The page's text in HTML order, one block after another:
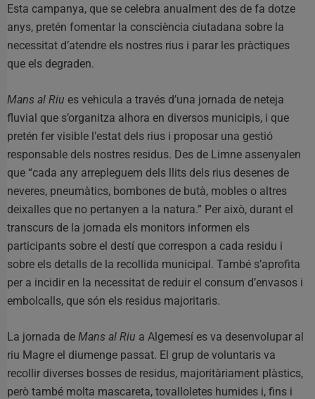
Esta campanya, que se celebra anualment des de fa dotze
anys, pretén fomentar la consciència ciutadana sobre la
necessitat d’atendre els nostres rius i parar les pràctiques
que els degraden.
Mans al Riu es vehicula a través d’una jornada de neteja
fluvial que s’organitza alhora en diversos municipis, i que
pretén fer visible l’estat dels rius i proposar una gestió
responsable dels nostres residus. Des de Limne assenyalen
que “cada any arrepleguem dels llits dels rius desenes de
neveres, pneumàtics, bombones de butà, mobles o altres
deixalles que no pertanyen a la natura.” Per això, durant el
transcurs de la jornada els monitors informen els
participants sobre el destí que correspon a cada residu i
sobre els detalls de la recollida municipal. També s’aprofita
per a incidir en la necessitat de reduir el consum d’envasos i
embolcalls, que són els residus majoritaris.
La jornada de Mans al Riu a Algemesí es va desenvolupar al
riu Magre el diumenge passat. El grup de voluntaris va
recollir diverses bosses de residus, majoritàriament plàstics,
però també molta mascareta, tovalloletes humides i, fins i